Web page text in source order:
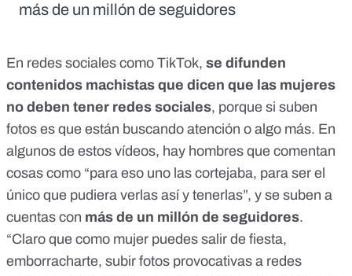
más de un millón de seguidores
En redes sociales como TikTok, se difunden
contenidos machistas que dicen que las mujeres
no deben tener redes sociales, porque si suben
fotos es que están buscando atención o algo más. En
algunos de estos vídeos, hay hombres que comentan
cosas como “para eso uno las cortejaba, para ser el
único que pudiera verlas así y tenerlas”, y se suben a
cuentas con más de un millón de seguidores.
“Claro que como mujer puedes salir de fiesta,
emborracharte, subir fotos provocativas a redes